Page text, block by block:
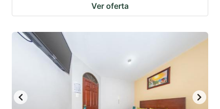
Ver oferta